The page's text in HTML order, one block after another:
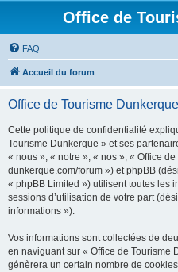
Office de
FAQ
Accueil du forum
Office de Tourisme
Cette politique de confidentialité
Tourisme Dunkerque » et ses
« nous », « notre », « nos », « Office
dunkerque.com/forum ») et phpBB
« phpBB Limited ») utilisent toutes les
sessions d’utilisation de votre part
informations »).
Vos informations sont collectées de
en naviguant sur « Office de Tourisme
génèrera un certain nombre de